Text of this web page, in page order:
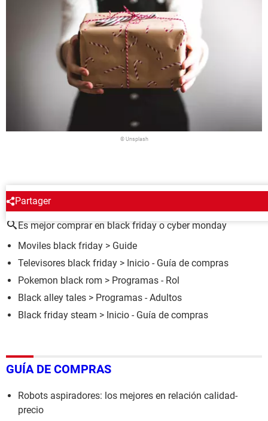
© Unsplash
Partager
ALREDEDOR DEL MISMO TEMA
Es mejor comprar en black friday o cyber monday
Moviles black friday > Guide
Televisores black friday > Inicio - Guía de compras
Pokemon black rom > Programas - Rol
Black alley tales > Programas - Adultos
Black friday steam > Inicio - Guía de compras
GUÍA DE COMPRAS
Robots aspiradores: los mejores en relación calidad-
precio